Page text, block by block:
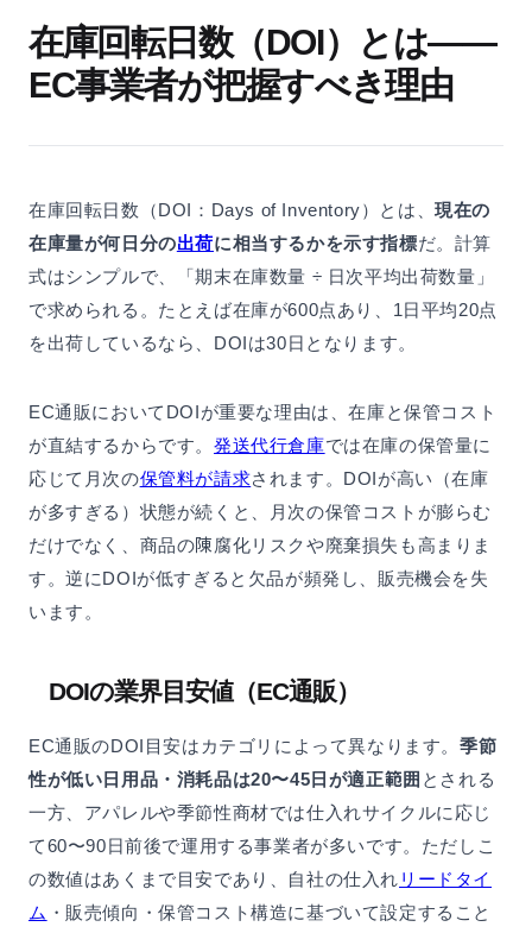
在庫回転日数（DOI）とは——
EC事業者が把握すべき理由
在庫回転日数（DOI：Days of Inventory）とは、現在の
在庫量が何日分の出荷に相当するかを示す指標だ。計算
式はシンプルで、「期末在庫数量 ÷ 日次平均出荷数量」
で求められる。たとえば在庫が600点あり、1日平均20点
を出荷しているなら、DOIは30日となります。
EC通販においてDOIが重要な理由は、在庫と保管コスト
が直結するからです。 発送代行倉庫では在庫の保管量に
応じて月次の保管料が請求されます。DOIが高い（在庫
が多すぎる）状態が続くと、月次の保管コストが膨らむ
だけでなく、商品の陳腐化リスクや廃棄損失も高まりま
す。逆にDOIが低すぎると欠品が頻発し、販売機会を失
います。
DOIの業界目安値（EC通販）
EC通販のDOI目安はカテゴリによって異なります。 季節
性が低い日用品・消耗品は20〜45日が適正範囲 とされる
一方、アパレルや季節性商材では仕入れサイクルに応じ
て60〜90日前後で運用する事業者が多いです。ただしこ
の数値はあくまで目安であり、自社の仕入れ リードタイ
ム ・販売傾向・保管コスト構造に基づいて設定すること